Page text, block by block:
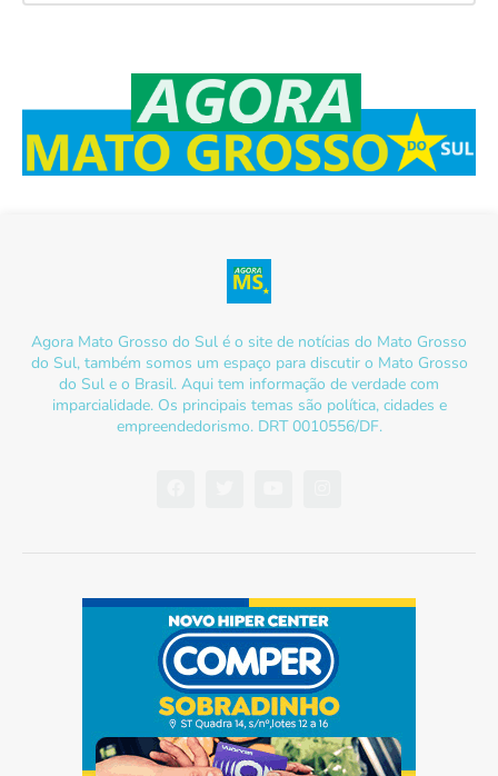
Agora Mato Grosso do Sul é o site de notícias do Mato Grosso
do Sul, também somos um espaço para discutir o Mato Grosso
do Sul e o Brasil. Aqui tem informação de verdade com
imparcialidade. Os principais temas são política, cidades e
empreendedorismo. DRT 0010556/DF.